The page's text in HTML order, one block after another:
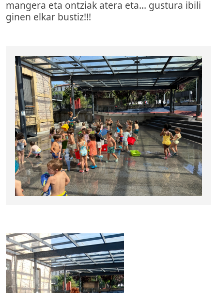
mangera eta ontziak atera eta... gustura ibili
ginen elkar bustiz!!!